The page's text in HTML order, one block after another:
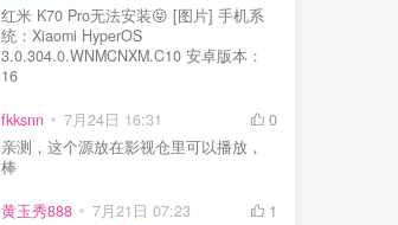
红米 K70 Pro无法安装😝 [图片] 手机系
统：Xiaomi HyperOS
3.0.304.0.WNMCNXM.C10 安卓版本：
16
fkksnn 7月24日 16:31
0
亲测，这个源放在影视仓里可以播放，
棒
黄玉秀888 7月21日 07:23
1